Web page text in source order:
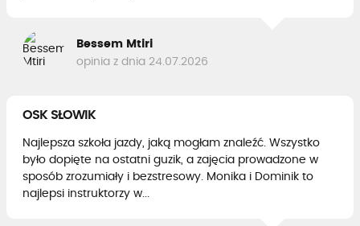
Bessem Mtiri
opinia z dnia 24.07.2026
OSK SŁOWIK
Najlepsza szkoła jazdy, jaką mogłam znaleźć. Wszystko
było dopięte na ostatni guzik, a zajęcia prowadzone w
sposób zrozumiały i bezstresowy. Monika i Dominik to
najlepsi instruktorzy w...